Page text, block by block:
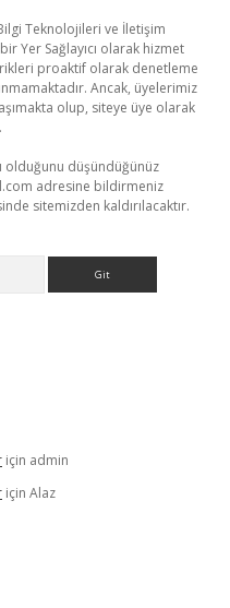
Teknolojileri ve İletişim
Yer Sağlayıcı olarak hizmet
proaktif olarak denetleme
Ancak, üyelerimiz
olup, siteye üye olarak
olduğunu düşündüğünüz
adresine bildirmeniz
sitemizden kaldırılacaktır.
için admin
için Alaz